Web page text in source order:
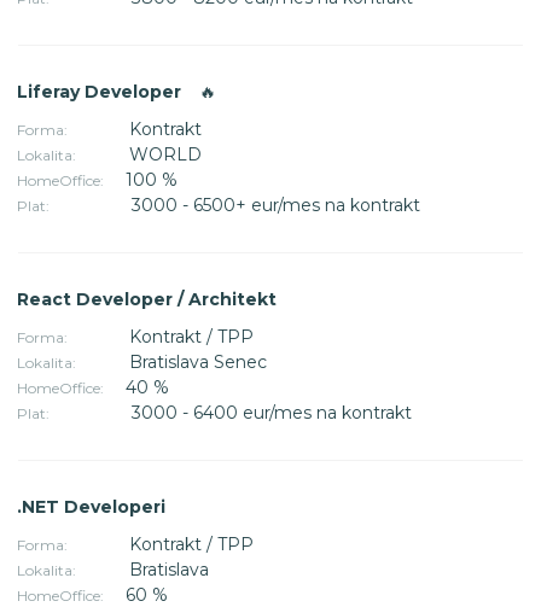
Liferay Developer 🔥
Forma: Kontrakt
Lokalita: WORLD
HomeOffice: 100 %
Plat: 3000 - 6500+ eur/mes na kontrakt
React Developer / Architekt
Forma: Kontrakt / TPP
Lokalita: Bratislava Senec
HomeOffice: 40 %
Plat: 3000 - 6400 eur/mes na kontrakt
.NET Developeri
Forma: Kontrakt / TPP
Lokalita: Bratislava
HomeOffice: 60 %